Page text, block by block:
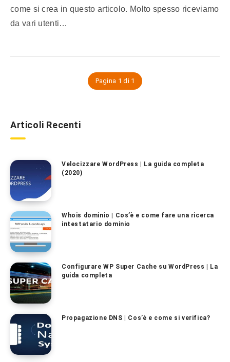
come si crea in questo articolo. Molto spesso riceviamo
da vari utenti…
Pagina 1 di 1
Articoli Recenti
Velocizzare WordPress | La guida completa
(2020)
Whois dominio | Cos’è e come fare una ricerca
intestatario dominio
Configurare WP Super Cache su WordPress | La
guida completa
Propagazione DNS | Cos’è e come si verifica?